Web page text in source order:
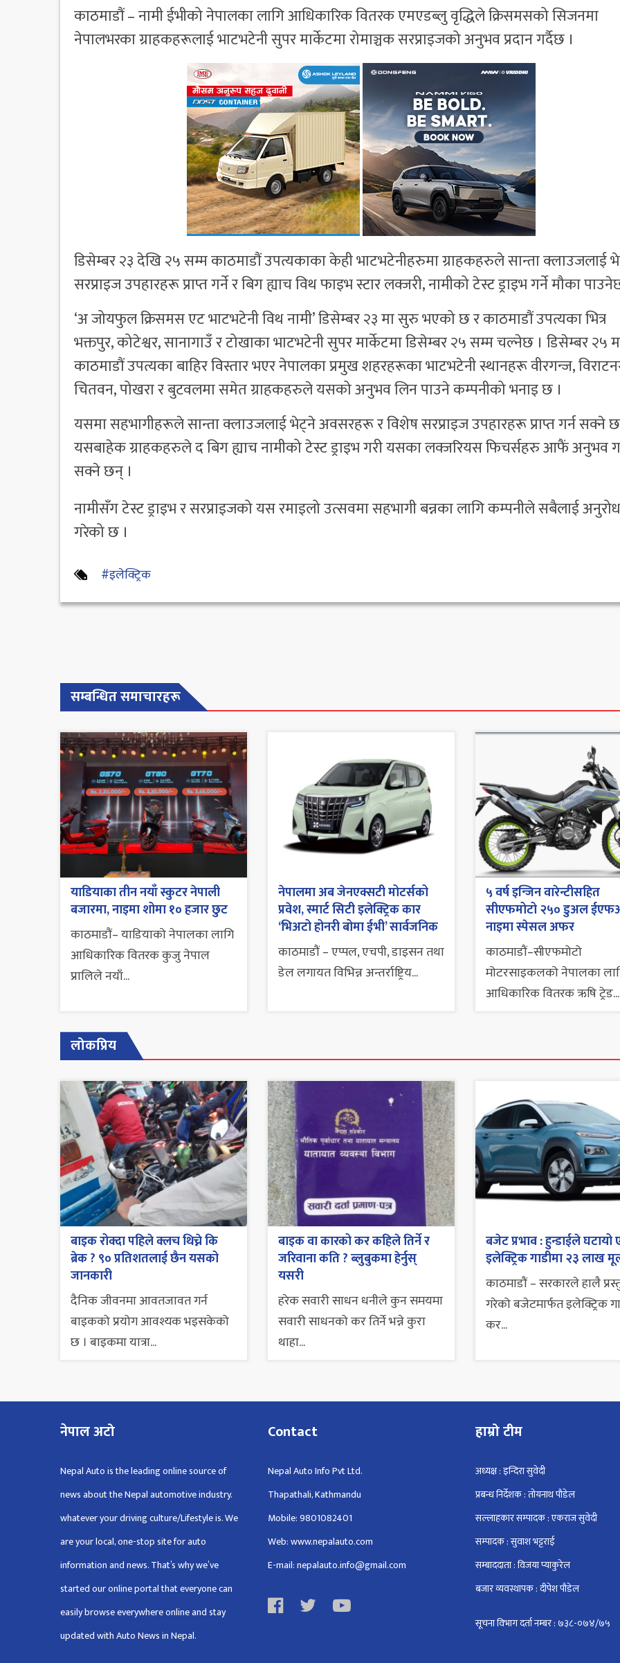
काठमाडौं – नामी ईभीको नेपालका लागि आधिकारिक वितरक एमएडब्लु वृद्धिले क्रिसमसको सिजनमा
नेपालभरका ग्राहकहरूलाई भाटभटेनी सुपर मार्केटमा रोमाञ्चक सरप्राइजको अनुभव प्रदान गर्दैछ ।
डिसेम्बर २३ देखि २५ सम्म काठमाडौं उपत्यकाका केही भाटभटेनीहरुमा ग्राहकहरुले सान्ता क्लाउजलाई
सरप्राइज उपहारहरू प्राप्त गर्ने र बिग ह्याच विथ फाइभ स्टार लक्जरी, नामीको टेस्ट ड्राइभ गर्ने मौका
‘अ जोयफुल क्रिसमस एट भाटभटेनी विथ नामी’ डिसेम्बर २३ मा सुरु भएको छ र काठमाडौं उपत्यका भित्र
भक्तपुर, कोटेश्वर, सानागाउँ र टोखाका भाटभटेनी सुपर मार्केटमा डिसेम्बर २५ सम्म चल्नेछ । डिसेम्बर २५
काठमाडौं उपत्यका बाहिर विस्तार भएर नेपालका प्रमुख शहरहरूका भाटभटेनी स्थानहरू वीरगन्ज,
चितवन, पोखरा र बुटवलमा समेत ग्राहकहरुले यसको अनुभव लिन पाउने कम्पनीको भनाइ छ ।
यसमा सहभागीहरूले सान्ता क्लाउजलाई भेट्ने अवसरहरू र विशेष सरप्राइज उपहारहरू प्राप्त गर्न सक्ने
यसबाहेक ग्राहकहरुले द बिग ह्याच नामीको टेस्ट ड्राइभ गरी यसका लक्जरियस फिचर्सहरु आफैं अनुभव
सक्ने छन् ।
नामीसँग टेस्ट ड्राइभ र सरप्राइजको यस रमाइलो उत्सवमा सहभागी बन्नका लागि कम्पनीले सबैलाई अनुरोध
गरेको छ ।
#इलेक्ट्रिक
सम्बन्धित समाचारहरू
याडियाका तीन नयाँ स्कुटर नेपाली
बजारमा, नाइमा शोमा १० हजार छुट
काठमाडौं– याडियाको नेपालका लागि
आधिकारिक वितरक कुजु नेपाल
प्रालिले नयाँ...
नेपालमा अब जेनएक्सटी मोटर्सको
प्रवेश, स्मार्ट सिटी इलेक्ट्रिक कार
‘भिअटो होनरी बोमा ईभी’ सार्वजनिक
काठमाडौं – एप्पल, एचपी, डाइसन तथा
डेल लगायत विभिन्न अन्तर्राष्ट्रिय...
५ वर्ष इन्जिन वारेन्टीसहित
सीएफमोटो २५० डुअल
नाइमा स्पेसल अफर
काठमाडौं–सीएफमोटो
मोटरसाइकलको नेपालका
आधिकारिक वितरक ऋषि ट्रेड...
लोकप्रिय
बाइक रोक्दा पहिले क्लच थिच्ने कि
ब्रेक ? ९० प्रतिशतलाई छैन यसको
जानकारी
दैनिक जीवनमा आवतजावत गर्न
बाइकको प्रयोग आवश्यक भइसकेको
छ । बाइकमा यात्रा...
बाइक वा कारको कर कहिले तिर्ने र
जरिवाना कति ? ब्लुबुकमा हेर्नुस्
यसरी
हरेक सवारी साधन धनीले कुन समयमा
सवारी साधनको कर तिर्ने भन्ने कुरा
थाहा...
बजेट प्रभाव : हुन्डाईले घटायो
इलेक्ट्रिक गाडीमा २३ लाख
काठमाडौं – सरकारले हालै
गरेको बजेटमार्फत इलेक्ट्रिक
कर...
नेपाल अटो
Nepal Auto is the leading online source of
news about the Nepal automotive industry.
whatever your driving culture/Lifestyle is. We
are your local, one-stop site for auto
information and news. That’s why we’ve
started our online portal that everyone can
easily browse everywhere online and stay
updated with Auto News in Nepal.
Contact
Nepal Auto Info Pvt Ltd.
Thapathali, Kathmandu
Mobile: 9801082401
Web: www.nepalauto.com
E-mail: nepalauto.info@gmail.com
हाम्रो टीम
अध्यक्ष : इन्दिरा सुवेदी
प्रबन्ध निर्देशक : तोयनाथ पौडेल
सल्लाहकार सम्पादक : एकराज सुवेदी
सम्पादक : सुवाश भट्टराई
सम्बाददाता : विजया प्याकुरेल
बजार व्यवस्थापक : दीपेश पौडेल
सूचना विभाग दर्ता नम्बर : ७३८-०७४/७५